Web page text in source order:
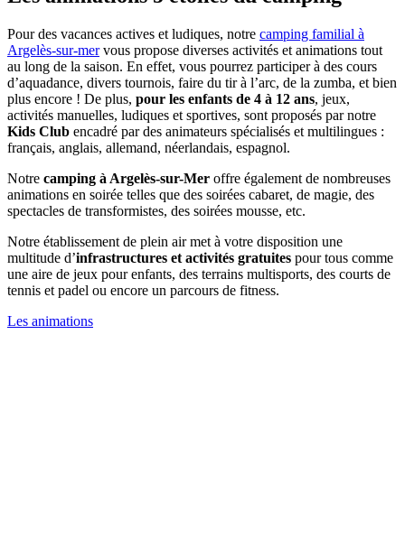
Pour des vacances actives et ludiques, notre camping familial à
Argelès-sur-mervous propose diverses activités et animations tout
au long de la saison. En effet, vous pourrez participer à des cours
d’aquadance, divers tournois, faire du tir à l’arc, de la zumba, et bien
plus encore ! De plus, pour les enfants de 4 à 12 ans, jeux,
activités manuelles, ludiques et sportives, sont proposés par notre
Kids Club encadré par des animateurs spécialisés et multilingues :
français, anglais, allemand, néerlandais, espagnol.
Notre camping à Argelès-sur-Mer offre également de nombreuses
animations en soirée telles que des soirées cabaret, de magie, des
spectacles de transformistes, des soirées mousse, etc.
Notre établissement de plein air met à votre disposition une
multitude d’infrastructures et activités gratuites pour tous comme
une aire de jeux pour enfants, des terrains multisports, des courts de
tennis et padel ou encore un parcours de fitness.
Les animations